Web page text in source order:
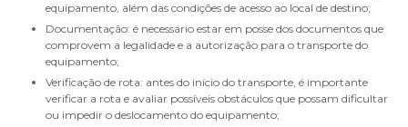
equipamento, além das condições de acesso ao local de destino;
Documentação: é necessário estar em posse dos documentos que
comprovem a legalidade e a autorização para o transporte do
equipamento;
Verificação de rota: antes do início do transporte, é importante
verificar a rota e avaliar possíveis obstáculos que possam dificultar
ou impedir o deslocamento do equipamento;